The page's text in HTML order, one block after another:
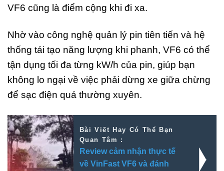
VF6 cũng là điểm cộng khi đi xa.
Nhờ vào công nghệ quản lý pin tiên tiến và hệ
thống tái tạo năng lượng khi phanh, VF6 có thể
tận dụng tối đa từng kW/h của pin, giúp bạn
không lo ngại về việc phải dừng xe giữa chừng
để sạc điện quá thường xuyên.
Bài Viết Hay Có Thể Bạn
Quan Tâm :
Review cảm nhận thực tế
về VinFast VF6 và đánh